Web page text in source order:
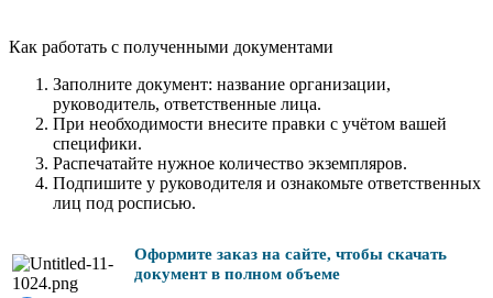
Как работать с полученными документами
Заполните документ: название организации,
руководитель, ответственные лица.
При необходимости внесите правки с учётом вашей
специфики.
Распечатайте нужное количество экземпляров.
Подпишите у руководителя и ознакомьте ответственных
лиц под росписью.
Оформите заказ на сайте, чтобы скачать
документ в полном объеме